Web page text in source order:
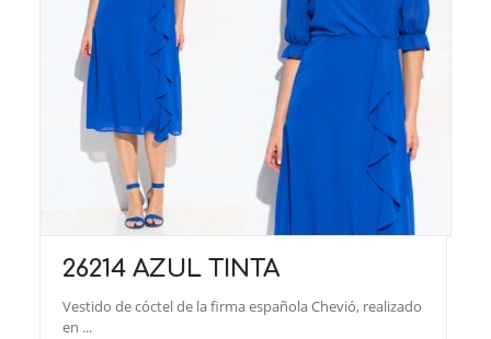
26214 AZUL TINTA
Vestido de cóctel de la firma española Chevió, realizado
en ...